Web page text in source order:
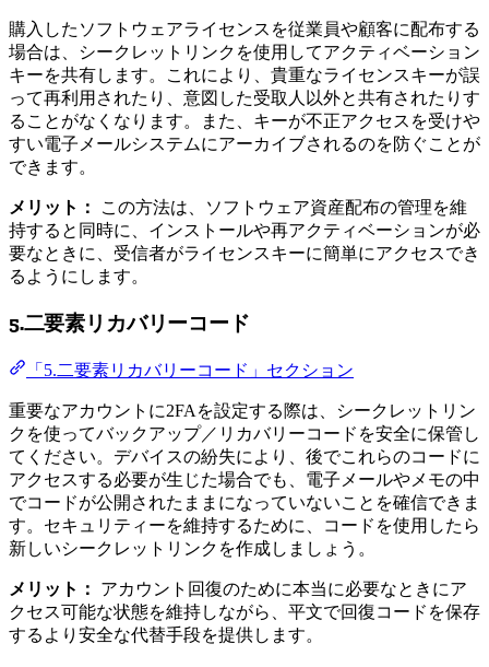
購入したソフトウェアライセンスを従業員や顧客に配布する
場合は、シークレットリンクを使用してアクティベーション
キーを共有します。これにより、貴重なライセンスキーが誤
って再利用されたり、意図した受取人以外と共有されたりす
ることがなくなります。また、キーが不正アクセスを受けや
すい電子メールシステムにアーカイブされるのを防ぐことが
できます。
メリット：
この方法は、ソフトウェア資産配布の管理を維
持すると同時に、インストールや再アクティベーションが必
要なときに、受信者がライセンスキーに簡単にアクセスでき
るようにします。
5.二要素リカバリーコード
「5.二要素リカバリーコード」セクション
重要なアカウントに2FAを設定する際は、シークレットリン
クを使ってバックアップ／リカバリーコードを安全に保管し
てください。デバイスの紛失により、後でこれらのコードに
アクセスする必要が生じた場合でも、電子メールやメモの中
でコードが公開されたままになっていないことを確信できま
す。セキュリティーを維持するために、コードを使用したら
新しいシークレットリンクを作成しましょう。
メリット：
アカウント回復のために本当に必要なときにア
クセス可能な状態を維持しながら、平文で回復コードを保存
するより安全な代替手段を提供します。